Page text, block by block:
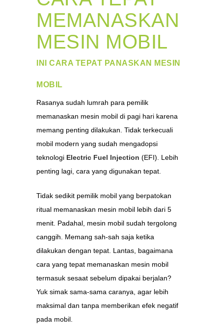
MEMANASKAN
MESIN MOBIL
INI CARA TEPAT PANASKAN MESIN
MOBIL
Rasanya sudah lumrah para pemilik
memanaskan mesin mobil di pagi hari karena
memang penting dilakukan. Tidak terkecuali
mobil modern yang sudah mengadopsi
teknologi Electric Fuel Injection (EFI). Lebih
penting lagi, cara yang digunakan tepat.
Tidak sedikit pemilik mobil yang berpatokan
ritual memanaskan mesin mobil lebih dari 5
menit. Padahal, mesin mobil sudah tergolong
canggih. Memang sah-sah saja ketika
dilakukan dengan tepat. Lantas, bagaimana
cara yang tepat memanaskan mesin mobil
termasuk sesaat sebelum dipakai berjalan?
Yuk simak sama-sama caranya, agar lebih
maksimal dan tanpa memberikan efek negatif
pada mobil.